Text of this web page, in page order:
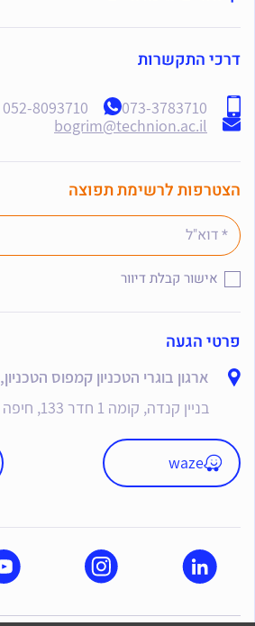
פרטי הגעה
ארגון בוגרי הטכניון קמפוס הטכניון,
בניין קנדה, קומה 1 חדר 133, חיפה
waze
דרכי התקשרות
073-3783710
052-8093710
bogrim@technion.ac.il
הצטרפות לרשימת תפוצה
אישור קבלת דיוור